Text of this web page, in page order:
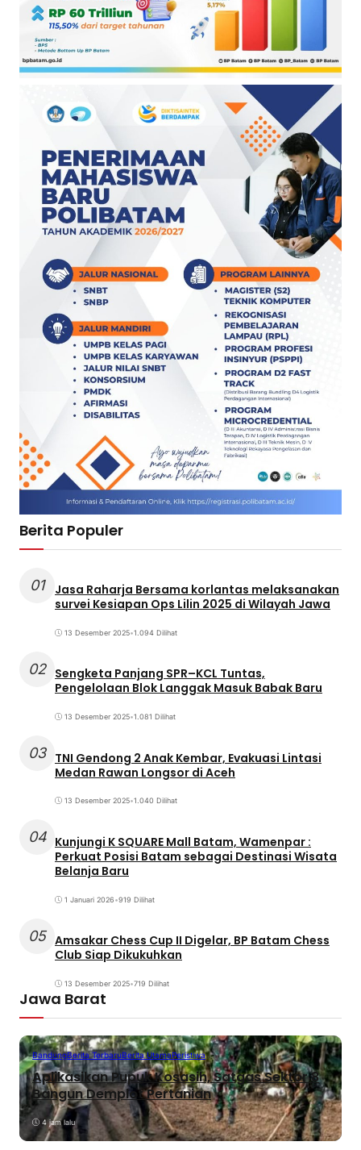
Berita Populer
01
Jasa Raharja Bersama korlantas melaksanakan
survei Kesiapan Ops Lilin 2025 di Wilayah Jawa
13 Desember 2025•1.094 Dilihat
02 Sengketa Panjang SPR–KCL Tuntas,
Pengelolaan Blok Langgak Masuk Babak Baru
13 Desember 2025•1.081 Dilihat
03 TNI Gendong 2 Anak Kembar, Evakuasi Lintasi
Medan Rawan Longsor di Aceh
13 Desember 2025•1.040 Dilihat
04 Kunjungi K SQUARE Mall Batam, Wamenpar :
Perkuat Posisi Batam sebagai Destinasi Wisata
Belanja Baru
1 Januari 2026•919 Dilihat
05 Amsakar Chess Cup II Digelar, BP Batam Chess
Club Siap Dikukuhkan
13 Desember 2025•719 Dilihat
Jawa Barat
BandungBerita TerbaruBerita UtamaPeristiwa
Aplikasikan Pupuk Kosasih, Satgas Sektor 8
Bangun Demplot Pertanian
4 jam lalu